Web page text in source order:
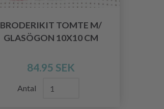
BRODERIKIT TOMTE M/
GLASÖGON 10X10 CM
84.95 SEK
Antal